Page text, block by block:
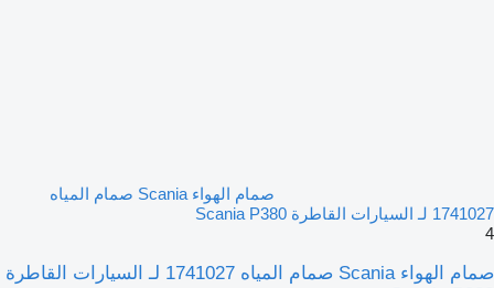
صمام الهواء Scania صمام المياه
1741027 لـ السيارات القاطرة Scania P380
4
صمام الهواء Scania صمام المياه 1741027 لـ السيارات القاطرة